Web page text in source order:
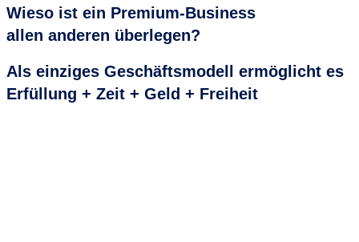
Wieso ist ein Premium-Business
allen anderen überlegen?
Als einziges Geschäftsmodell ermöglicht es
Erfüllung + Zeit + Geld + Freiheit